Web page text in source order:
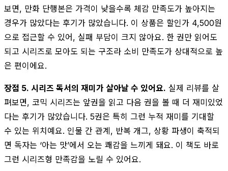
보면, 만화 단행본은 가격이 낮을수록 체감 만족도가 높아지는
경우가 많았다는 후기가 많았습니다. 이 상품은 할인가 4,500원
으로 접근할 수 있어, 실패 부담이 크지 않아요. 한 권만 읽어도
되고 시리즈로 모아도 되는 구조라 소비 만족도가 상대적으로 높
은 편이에요.
장점 5. 시리즈 독서의 재미가 살아날 수 있어요. 실제 리뷰를 살
펴보면, 코믹 시리즈는 앞권을 읽고 다음 권을 볼 때 더 재미있었
다는 후기가 많았습니다. 5권은 특히 그런 누적 재미를 기대할
수 있는 위치예요. 인물 간 관계, 반복 개그, 상황 파생이 축적되
면 독자는 ‘아는 맛’에서 오는 쾌감을 느끼게 돼요. 이 책도 바로
그런 시리즈형 만족감을 노릴 수 있어요.